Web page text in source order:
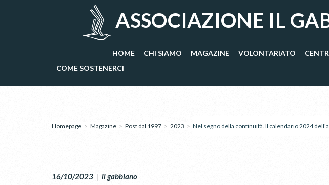
ASSOCIAZIONE IL
HOME CHI SIAMO MAGAZINE VOLONTARIATO
COME SOSTENERCI
Homepage > Magazine > Post dal 1997 > 2023 > Nel segno della continuità. Il calendario 2024
16/10/2023 | il gabbiano